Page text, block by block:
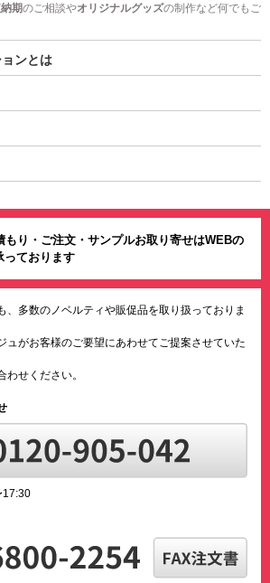
期のご相談やオリジナルグッズの制作など何でもご
ンとは
もり・ご注文・サンプルお取り寄せはWEBの
っております
、多数のノベルティや販促品を取り扱っておりま
ュがお客様のご要望にあわせてご提案させていた
わせください。
17:30